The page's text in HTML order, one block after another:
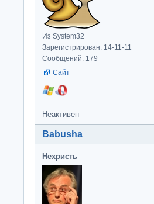
Из System32
Зарегистрирован: 14-11-11
Сообщений: 179
Сайт
Неактивен
Babusha
Нехристь